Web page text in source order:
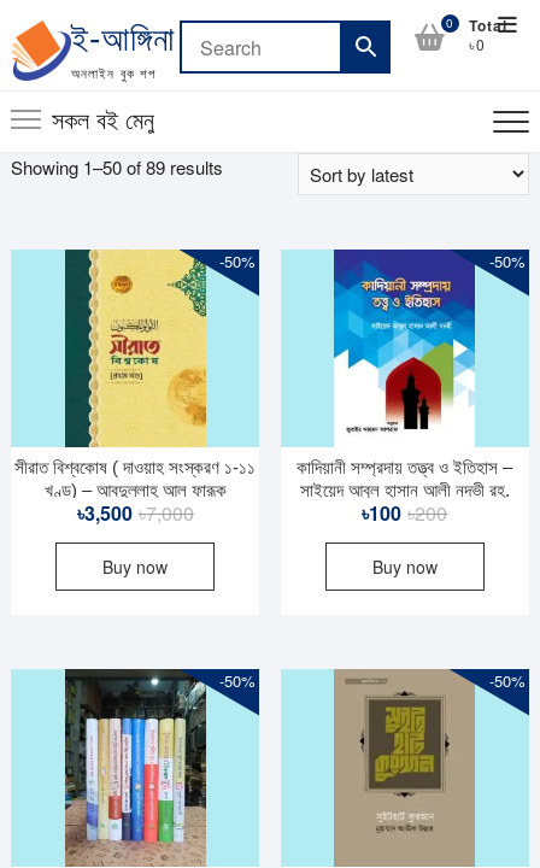
to
content
ই-আঙ্গিনা
অনলাইন বুক শপ
0 Total
৳0
সকল বই মেনু
Showing 1–50 of 89 resultsSorted
-50%
সীরাত বিশ্বকোষ ( দাওয়াহ সংস্করণ ১-১১
খণ্ড) – আবদুল্লাহ আল ফারূক
৳7,000Original
price
৳7,000.
৳3,500
Current
price
৳3,500.
Buy now
-50%
কাদিয়ানী সম্প্রদায় তত্ত্ব ও ইতিহাস –
সাইয়েদ আবুল হাসান আলী নদভী রহ.
৳200Original
price
৳200.
৳100
Current
price
৳100.
Buy now
-50% -50%